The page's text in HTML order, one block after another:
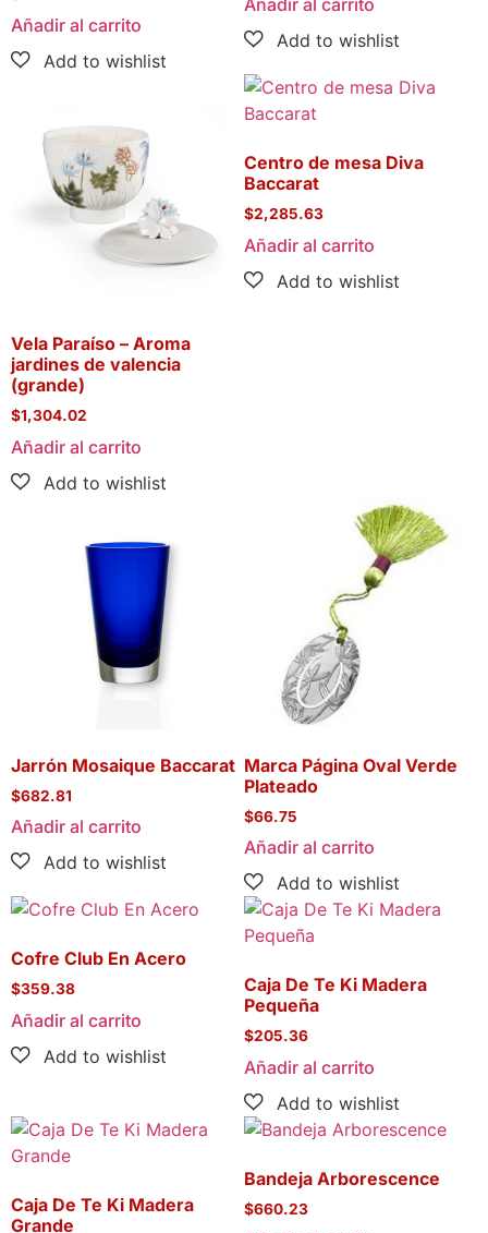
Añadir al carrito
Vela Paraíso – Aroma
jardines de valencia
(grande)
$1,304.02
Añadir al carrito
Centro de mesa Diva
Baccarat
$2,285.63
Añadir al carrito
Jarrón Mosaique Baccarat
$682.81
Añadir al carrito
Marca Página Oval Verde
Plateado
$66.75
Añadir al carrito
Cofre Club En Acero
$359.38
Añadir al carrito
Caja De Te Ki Madera
Pequeña
$205.36
Añadir al carrito
Caja De Te Ki Madera
Grande
Bandeja Arborescence
$660.23